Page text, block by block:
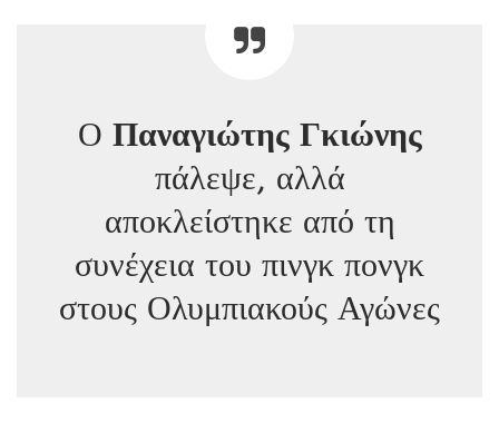
Ο Παναγιώτης Γκιώνης
πάλεψε, αλλά
αποκλείστηκε από τη
συνέχεια του πινγκ πονγκ
στους Ολυμπιακούς Αγώνες